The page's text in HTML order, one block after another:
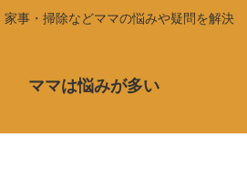
家事・掃除などママの悩みや疑問を解決
ママは悩みが多い